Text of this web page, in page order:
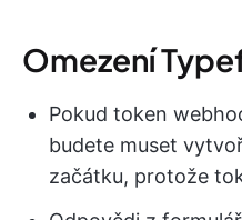
Omezení
Pokud token
budete muset
začátku, protože